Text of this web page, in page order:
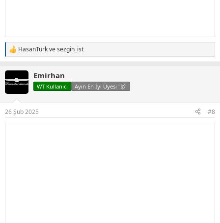
T
e
i
:
HasanTürkvesezgin_ist
Emirhan
WT Kullanıcı Ayın En İyi Üyesi '🥇'
26 Şub 2025 #8